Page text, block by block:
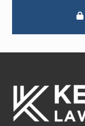
página